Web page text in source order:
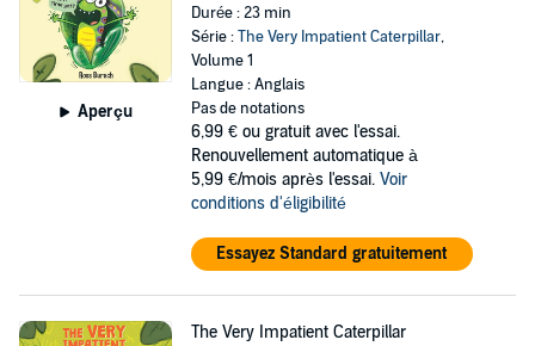
Aperçu
Durée : 23 min
Série :The Very Impatient Caterpillar,
Volume 1
Langue : Anglais
Pas de notations
6,99 € ou gratuit avec l'essai.
Renouvellement automatique à
5,99 €/mois après l'essai. Voir
conditions d'éligibilité
Essayez Standard gratuitement
The Very Impatient Caterpillar